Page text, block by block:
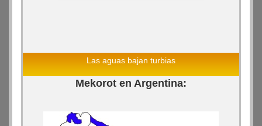
Las aguas bajan turbias
Mekorot en Argentina: